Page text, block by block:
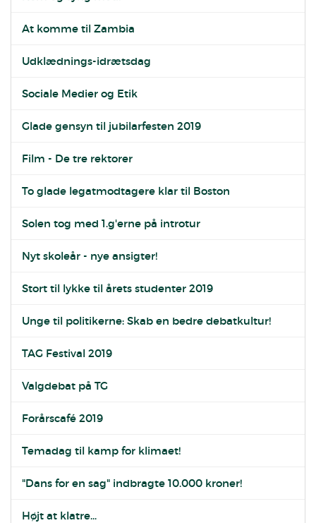
At komme til Zambia
Udklædnings-idrætsdag
Sociale Medier og Etik
Glade gensyn til jubilarfesten 2019
Film - De tre rektorer
To glade legatmodtagere klar til Boston
Solen tog med 1.g'erne på introtur
Nyt skoleår - nye ansigter!
Stort til lykke til årets studenter 2019
Unge til politikerne: Skab en bedre debatkultur!
TAG Festival 2019
Valgdebat på TG
Forårscafé 2019
Temadag til kamp for klimaet!
"Dans for en sag" indbragte 10.000 kroner!
Højt at klatre...